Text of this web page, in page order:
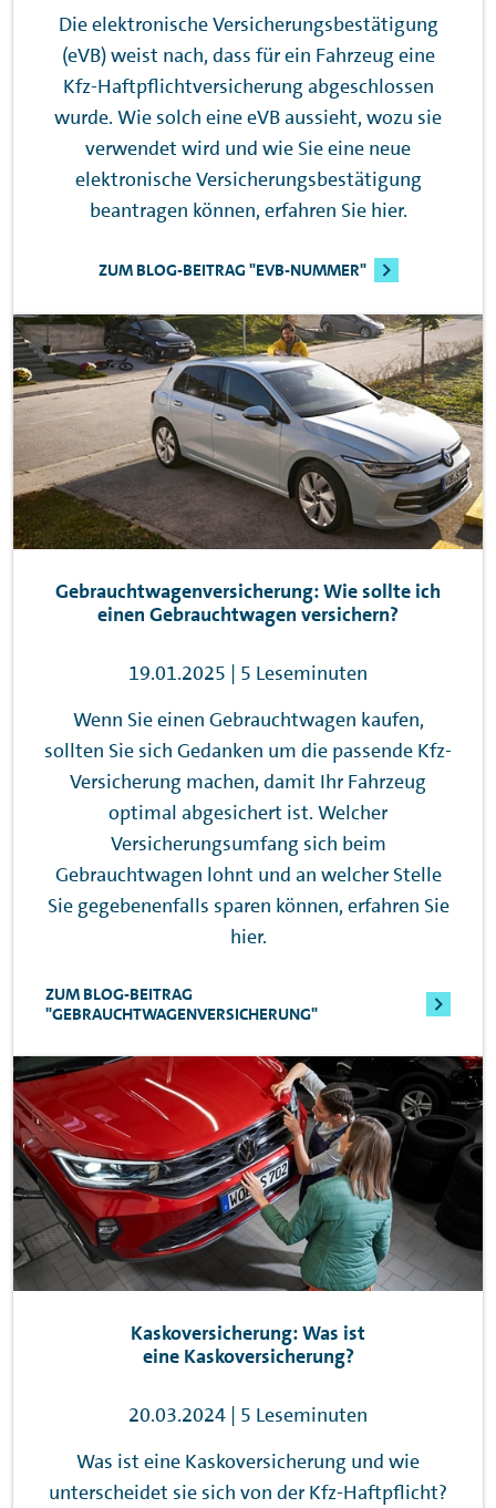
Die elektronische Versicherungsbestätigung
(eVB) weist nach, dass für ein Fahrzeug eine
Kfz-Haftpflichtversicherung abgeschlossen
wurde. Wie solch eine eVB aussieht, wozu sie
verwendet wird und wie Sie eine neue
elektronische Versicherungsbestätigung
beantragen können, erfahren Sie hier.
ZUM BLOG-BEITRAG "EVB-NUMMER"
Gebrauchtwagenversicherung: Wie sollte ich
einen Gebrauchtwagen versichern?
19.01.2025 | 5 Leseminuten
Wenn Sie einen Gebrauchtwagen kaufen,
sollten Sie sich Gedanken um die passende Kfz-
Versicherung machen, damit Ihr Fahrzeug
optimal abgesichert ist. Welcher
Versicherungsumfang sich beim
Gebrauchtwagen lohnt und an welcher Stelle
Sie gegebenenfalls sparen können, erfahren Sie
hier.
ZUM BLOG-BEITRAG
"GEBRAUCHTWAGENVERSICHERUNG"
Kaskoversicherung: Was ist
eine Kaskoversicherung?
20.03.2024 | 5 Leseminuten
Was ist eine Kaskoversicherung und wie
unterscheidet sie sich von der Kfz-Haftpflicht?